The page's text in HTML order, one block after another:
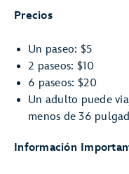
Precios
Un paseo: $5
2 paseos: $10
6 paseos: $20
Un adulto puede
menos de 36
Información